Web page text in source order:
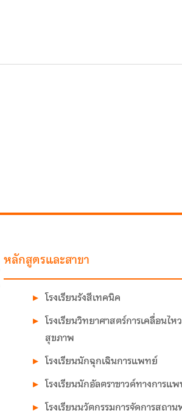
หลักสูตรและสาขา
โรงเรียนรังสีเทคนิค
โรงเรียนวิทยาศาสตร์การเคลื่อนไห
สุขภาพ
โรงเรียนนักฉุกเฉินการแพทย์
โรงเรียนนักอัลตราซาวด์ทางการแ
โรงเรียนนวัตกรรมการจัดการสถา